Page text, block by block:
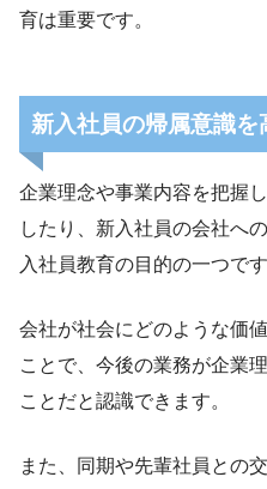
育は重要です。
新入社員の帰属意識を
企業理念や事業内容を把握
したり、新入社員の会社へ
入社員教育の目的の一つです
会社が社会にどのような価
ことで、今後の業務が企業
ことだと認識できます。
また、同期や先輩社員との